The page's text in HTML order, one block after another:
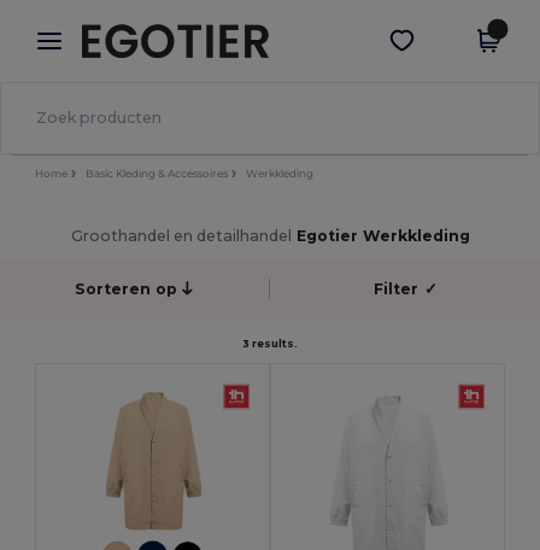
× Egotier-app
Betere prijzen in de app!
Download app
Home Basic Kleding & Accessoires Werkkleding
Groothandel en detailhandel Egotier Werkkleding
Sorteren op Filter ✓
3 results.